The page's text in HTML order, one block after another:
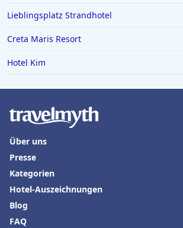
Lieblingsplatz Strandhotel
Creta Maris Resort
Hotel Kim
Über uns
Presse
Kategorien
Hotel-Auszeichnungen
Blog
FAQ